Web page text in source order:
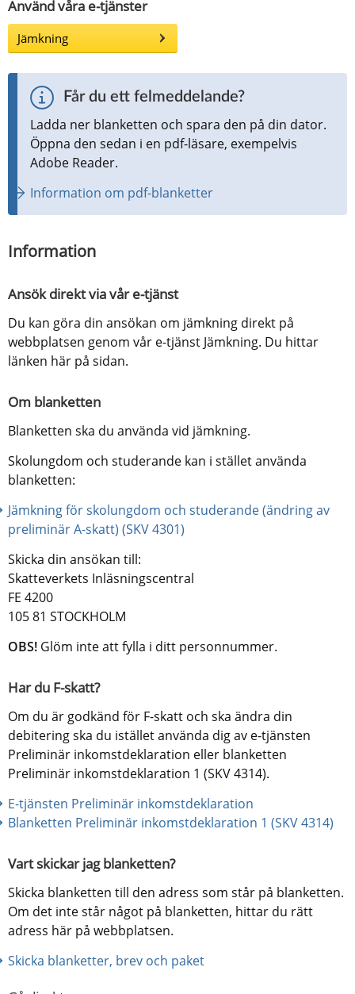
Använd våra e-tjänster
Jämkning
Får du ett felmeddelande?
Ladda ner blanketten och spara den på din dator.
Öppna den sedan i en pdf-läsare, exempelvis
Adobe Reader.
Information om pdf-blanketter
Information
Ansök direkt via vår e-tjänst
Du kan göra din ansökan om jämkning direkt på
webbplatsen genom vår e-tjänst Jämkning. Du hittar
länken här på sidan.
Om blanketten
Blanketten ska du använda vid jämkning.
Skolungdom och studerande kan i stället använda
blanketten:
Jämkning för skolungdom och studerande (ändring av
preliminär A-skatt) (SKV 4301)
Skicka din ansökan till:
Skatteverkets Inläsningscentral
FE 4200
105 81 STOCKHOLM​​
OBS! Glöm inte att fylla i ditt personnummer.
Har du F-skatt?
Om du är godkänd för F-skatt och ska ändra din
debitering ska du istället använda dig av e-tjänsten
Preliminär inkomstdeklaration eller blanketten
Preliminär inkomstdeklaration 1 (SKV 4314).
E-tjänsten Preliminär inkomstdeklaration
Blanketten Preliminär inkomstdeklaration 1 (SKV 4314)
Vart skickar jag blanketten?
Skicka blanketten till den adress som står på blanketten.
Om det inte står något på blanketten, hittar du rätt
adress här på webbplatsen.
Skicka blanketter, brev och paket